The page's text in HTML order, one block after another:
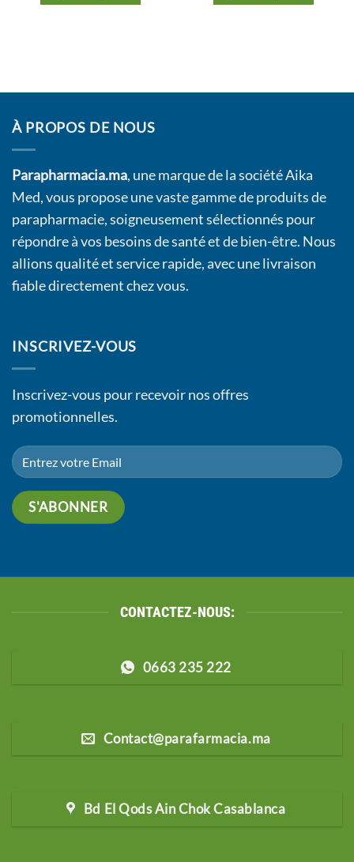
À PROPOS DE NOUS
Parapharmacia.ma, une marque de la société Aika
Med, vous propose une vaste gamme de produits de
parapharmacie, soigneusement sélectionnés pour
répondre à vos besoins de santé et de bien-être. Nous
allions qualité et service rapide, avec une livraison
fiable directement chez vous.
INSCRIVEZ-VOUS
Inscrivez-vous pour recevoir nos offres
promotionnelles.
CONTACTEZ-NOUS:
0663 235 222
Contact@parafarmacia.ma
Bd El Qods Ain Chok Casablanca